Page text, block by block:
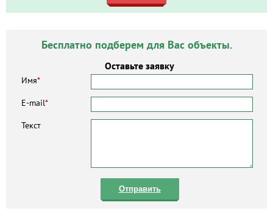
Бесплатно подберем для Вас объекты.
Оставьте заявку
Имя*
E-mail*
Текст
Отправить